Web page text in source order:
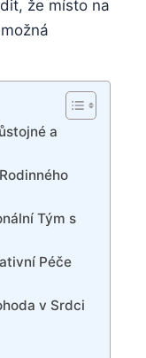
že místo na
a
Tým s
Péče
v Srdci